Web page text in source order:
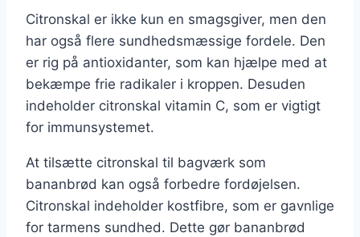
Citronskal er ikke kun en smagsgiver, men den
har også flere sundhedsmæssige fordele. Den
er rig på antioxidanter, som kan hjælpe med at
bekæmpe frie radikaler i kroppen. Desuden
indeholder citronskal vitamin C, som er vigtigt
for immunsystemet.
At tilsætte citronskal til bagværk som
bananbrød kan også forbedre fordøjelsen.
Citronskal indeholder kostfibre, som er gavnlige
for tarmens sundhed. Dette gør bananbrød